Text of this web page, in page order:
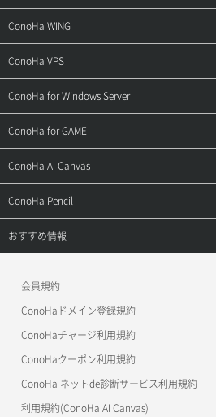
サポートトップ
ご契約・お支払い
お問い合わせ
ConoHa WING
サポートトップ
ご利用ガイド
よくある質問
ConoHa VPS
サポートトップ
ご利用ガイド
APIドキュメントVPS3.0
ConoHa for Windows Server
サポートトップ
ご利用ガイド
APIドキュメントVPS3.0
ConoHa for GAME
サポートトップ
ご利用ガイド
ConoHa AI Canvas
サポートトップ
ご利用ガイド
ConoHa Pencil
サポートトップ
おすすめ情報
美雲このは徹底ガイド
会員規約
ConoHaドメイン登録規約
ConoHaチャージ利用規約
ConoHaクーポン利用規約
ConoHa ネットde診断サービス利用規約
利用規約(ConoHa AI Canvas)